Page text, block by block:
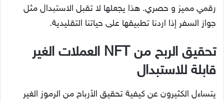
رقمي مميز و حصري. هذا يجعلها لا تقبل الاستبدال مثل
جواز السفر إذا اردنا تطبيقها على حياتنا التقليدية.
تحقيق الربح من NFT العملات الغير
قابلة للاستبدال
يتساءل الكثيرون عن كيفية تحقيق الأرباح من الرموز الغير